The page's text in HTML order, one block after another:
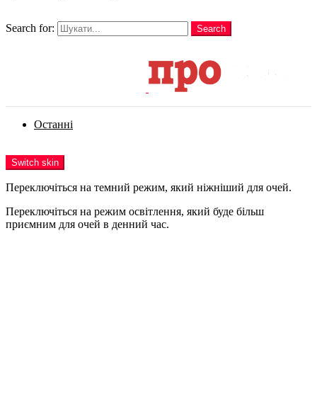
Search for:
Search
Останні
Switch skin
Переключіться на темний режим, який ніжніший для очей.
Переключіться на режим освітлення, який буде більш
приємним для очей в денний час.